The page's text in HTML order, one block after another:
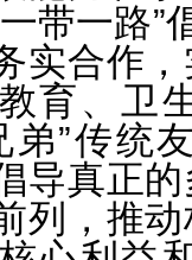
带一路”
实合作
育、卫
弟”传统
导真正
列，推